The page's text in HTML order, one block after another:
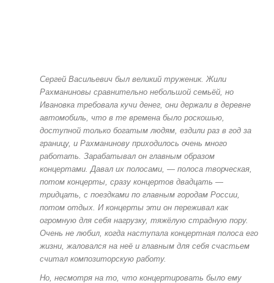
Сергей Васильевич был великий труженик. Жили
Рахманиновы сравнительно небольшой семьёй, но
Ивановка требовала кучи денег, они держали в деревне
автомобиль, что в те времена было роскошью,
доступной только богатым людям, ездили раз в год за
границу, и Рахманинову приходилось очень много
работать. Зарабатывал он главным образом
концертами. Давал их полосами, — полоса творческая,
потом концерты, сразу концертов двадцать —
тридцать, с поездками по главным городам России,
потом отдых. И концерты эти он переживал как
огромную для себя нагрузку, тяжёлую страдную пору.
Очень не любил, когда наступала концертная полоса его
жизни, жаловался на неё и главным для себя счастьем
считал композиторскую работу.
Но, несмотря на то, что концертировать было ему